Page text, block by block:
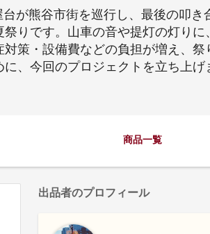
が熊谷市街を巡行し、最後の叩き
りです。山車の音や提灯の灯りに
策・設備費などの負担が増え、祭
、今回のプロジェクトを立ち上げ
商品一覧
出品者のプロフィール